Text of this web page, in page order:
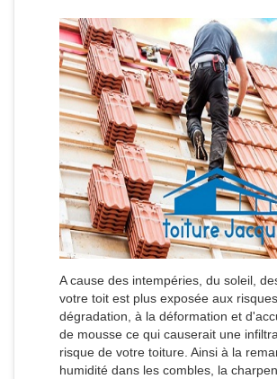
A cause des intempéries, du soleil,
votre toit est plus exposée aux
dégradation, à la déformation et
de mousse ce qui causerait une
risque de votre toiture. Ainsi à la
humidité dans les combles, la